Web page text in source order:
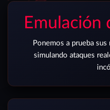
Emulación
Ponemos a prueba
simulando ataques